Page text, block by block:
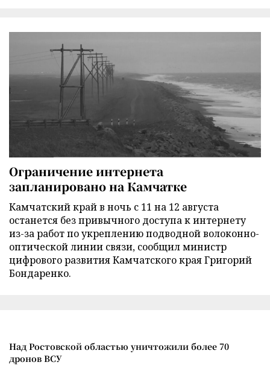
Ограничение интернета
запланировано на Камчатке
Камчатский край в ночь с 11 на 12 августа
останется без привычного доступа к интернету
из-за работ по укреплению подводной волоконно-
оптической линии связи, сообщил министр
цифрового развития Камчатского края Григорий
Бондаренко.
Над Ростовской областью уничтожили более 70
дронов ВСУ